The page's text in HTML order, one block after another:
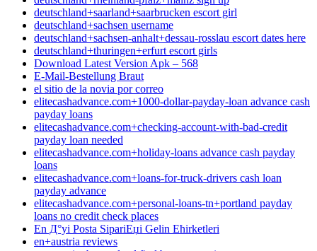
deutschland+saarland+saarbrucken escort girl
deutschland+sachsen username
deutschland+sachsen-anhalt+dessau-rosslau escort dates here
deutschland+thuringen+erfurt escort girls
Download Latest Version Apk – 568
E-Mail-Bestellung Braut
el sitio de la novia por correo
elitecashadvance.com+1000-dollar-payday-loan advance cash
payday loans
elitecashadvance.com+checking-account-with-bad-credit
payday loan needed
elitecashadvance.com+holiday-loans advance cash payday
loans
elitecashadvance.com+loans-for-truck-drivers cash loan
payday advance
elitecashadvance.com+personal-loans-tn+portland payday
loans no credit check places
En Д°yi Posta SipariЕџi Gelin Ећirketleri
en+austria reviews